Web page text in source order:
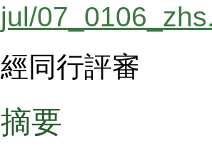
jul/
經同行評審
摘要